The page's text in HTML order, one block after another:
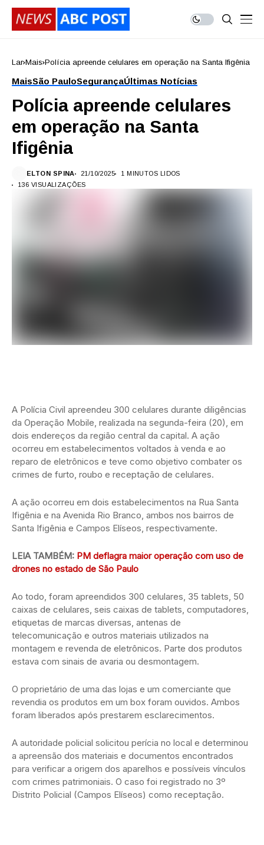
Lar Mais Polícia apreende celulares em operação na Santa Ifigênia
MaisSão PauloSegurançaÚltimas Notícias
Polícia apreende celulares
em operação na Santa
Ifigênia
ELTON SPINA 21/10/2025
1 MINUTOS LIDOS
136 VISUALIZAÇÕES
A Polícia Civil apreendeu 300 celulares durante diligências
da Operação Mobile, realizada na segunda-feira (20), em
dois endereços da região central da capital. A ação
ocorreu em estabelecimentos voltados à venda e ao
reparo de eletrônicos e teve como objetivo combater os
crimes de furto, roubo e receptação de celulares.
A ação ocorreu em dois estabelecimentos na Rua Santa
Ifigênia e na Avenida Rio Branco, ambos nos bairros de
Santa Ifigênia e Campos Elíseos, respectivamente.
LEIA TAMBÉM: PM deflagra maior operação com uso de
drones no estado de São Paulo
Ao todo, foram apreendidos 300 celulares, 35 tablets, 50
caixas de celulares, seis caixas de tablets, computadores,
etiquetas de marcas diversas, antenas de
telecomunicação e outros materiais utilizados na
montagem e revenda de eletrônicos. Parte dos produtos
estava com sinais de avaria ou desmontagem.
O proprietário de uma das lojas e um comerciante que
revendia os produtos em um box foram ouvidos. Ambos
foram liberados após prestarem esclarecimentos.
A autoridade policial solicitou perícia no local e determinou
a apreensão dos materiais e documentos encontrados
para verificar a origem dos aparelhos e possíveis vínculos
com crimes patrimoniais. O caso foi registrado no 3º
Distrito Policial (Campos Elíseos) como receptação.